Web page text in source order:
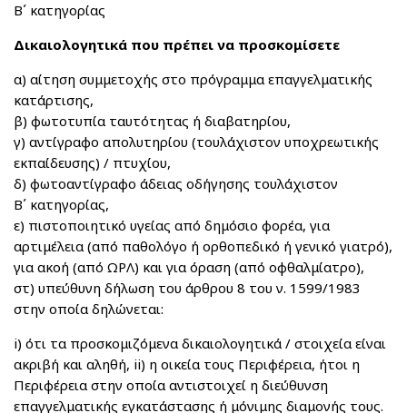
Β΄ κατηγορίας
Δικαιολογητικά που πρέπει να προσκομίσετε
α) αίτηση συμμετοχής στο πρόγραμμα επαγγελματικής
κατάρτισης,
β) φωτοτυπία ταυτότητας ή διαβατηρίου,
γ) αντίγραφο απολυτηρίου (τουλάχιστον υποχρεωτικής
εκπαίδευσης) / πτυχίου,
δ) φωτοαντίγραφο άδειας οδήγησης τουλάχιστον
Β΄ κατηγορίας,
ε) πιστοποιητικό υγείας από δημόσιο φορέα, για
αρτιμέλεια (από παθολόγο ή ορθοπεδικό ή γενικό γιατρό),
για ακοή (από ΩΡΛ) και για όραση (από οφθαλμίατρο),
στ) υπεύθυνη δήλωση του άρθρου 8 του ν. 1599/1983
στην οποία δηλώνεται:
i) ότι τα προσκομιζόμενα δικαιολογητικά / στοιχεία είναι
ακριβή και αληθή, ii) η οικεία τους Περιφέρεια, ήτοι η
Περιφέρεια στην οποία αντιστοιχεί η διεύθυνση
επαγγελματικής εγκατάστασης ή μόνιμης διαμονής τους.